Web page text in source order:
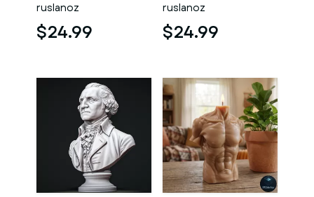
ruslanoz
$24.99
ruslanoz
$24.99